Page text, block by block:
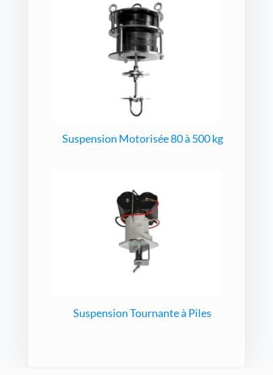
Suspension Motorisée 80 à 500 kg
Suspension Tournante à Piles